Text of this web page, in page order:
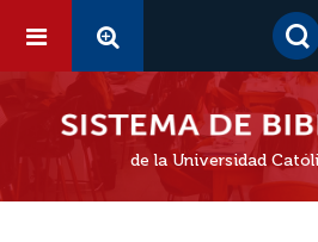
de la Universidad